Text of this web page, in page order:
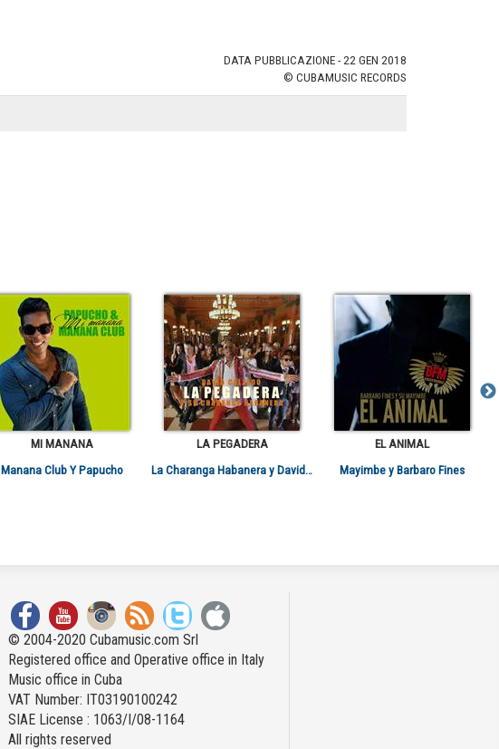
DATA PUBBLICAZIONE - 22 GEN 2018
© CUBAMUSIC RECORDS
MI MANANA
Manana Club Y Papucho
LA PEGADERA
La Charanga Habanera y David Calzado
EL ANIMAL
Mayimbe y Barbaro Fines
© 2004-2020 Cubamusic.com Srl
Registered office and Operative office in Italy
Music office in Cuba
VAT Number: IT03190100242
SIAE License : 1063/I/08-1164
All rights reserved